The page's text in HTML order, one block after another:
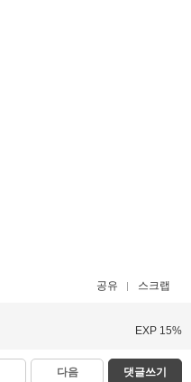
공유 스크랩
EXP 15%
다음 댓글쓰기